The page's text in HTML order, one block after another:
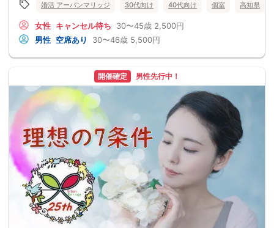
婚活 アーバンマリッジ 30代向け 40代向け 個室 高知県
女性 キャンセル待ち 30〜45歳 2,500円
男性 空席あり 30〜46歳 5,500円
開催確定 男性先行中！